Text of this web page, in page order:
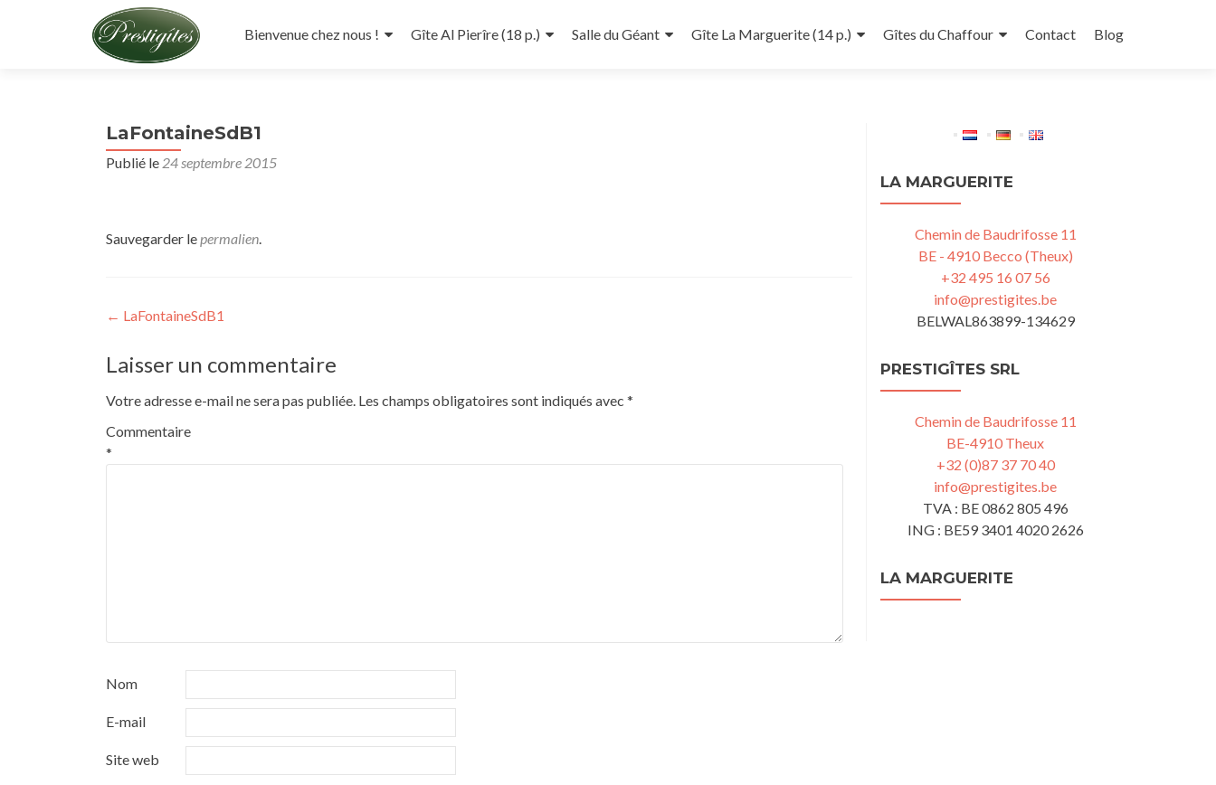
au
Bienvenue chez nous ! Gîte Al Pierîre (18 p.) Salle du Géant Gîte La Marguerite (14 p.) Gîtes du Chaffour Contact Blog
LaFontaineSdB1
Publié le 24 septembre 2015
Sauvegarder lepermalien.
Navigation
de
l’article
← LaFontaineSdB1
Laisser un commentaire
Votre adresse e-mail ne sera pas publiée. Les champs obligatoires sont indiqués avec *
Commentaire
*
Nom
E-mail
Site web
LA MARGUERITE
Chemin de Baudrifosse 11
BE - 4910 Becco (Theux)
+32 495 16 07 56
info@prestigites.be
BELWAL863899-134629
PRESTIGÎTES SRL
Chemin de Baudrifosse 11
BE-4910 Theux
+32 (0)87 37 70 40
info@prestigites.be
TVA : BE 0862 805 496
ING : BE59 3401 4020 2626
LA MARGUERITE